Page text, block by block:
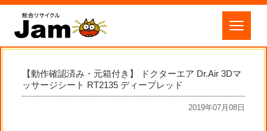
【動作確認済み・元箱付き】 ドクターエア Dr.Air 3Dマ
ッサージシート RT2135 ディープレッド
2019年07月08日